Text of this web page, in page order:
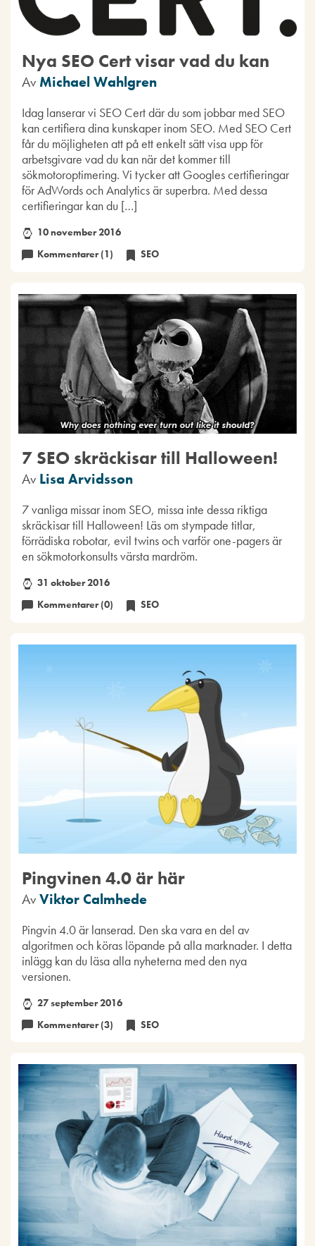
Nya SEO Cert visar vad du kan
Av Michael Wahlgren
Idag lanserar vi SEO Cert där du som jobbar med SEO
kan certifiera dina kunskaper inom SEO. Med SEO Cert
får du möjligheten att på ett enkelt sätt visa upp för
arbetsgivare vad du kan när det kommer till
sökmotoroptimering. Vi tycker att Googles certifieringar
för AdWords och Analytics är superbra. Med dessa
certifieringar kan du […]
10 november 2016
Kommentarer (1)
SEO
7 SEO skräckisar till Halloween!
Av Lisa Arvidsson
7 vanliga missar inom SEO, missa inte dessa riktiga
skräckisar till Halloween! Läs om stympade titlar,
förrädiska robotar, evil twins och varför one-pagers är
en sökmotorkonsults värsta mardröm.
31 oktober 2016
Kommentarer (0)
SEO
Pingvinen 4.0 är här
AvViktor Calmhede
Pingvin 4.0 är lanserad. Den ska vara en del av
algoritmen och köras löpande på alla marknader. I detta
inlägg kan du läsa alla nyheterna med den nya
versionen.
27 september 2016
Kommentarer (3)
SEO